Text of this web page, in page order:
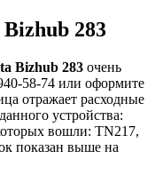
283
Bizhub 283 очень
58-74 или оформите
отражает расходные
устройства:
вошли: TN217,
показан выше на